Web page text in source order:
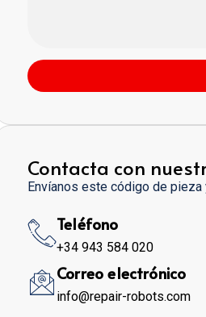
Contacta con
Envíanos este código de
Teléfono
+34 943 584 020
Correo electrónico
info@repair-robots.com